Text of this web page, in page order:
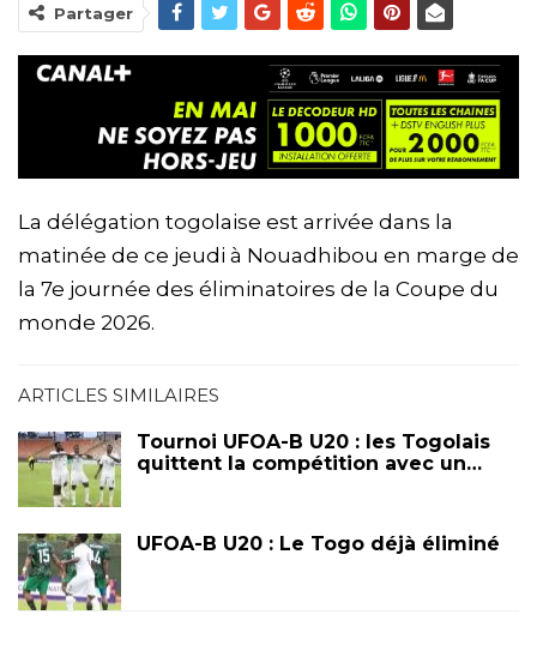
Partager
La délégation togolaise est arrivée dans la
matinée de ce jeudi à Nouadhibou en marge de
la 7e journée des éliminatoires de la Coupe du
monde 2026.
ARTICLES SIMILAIRES
Tournoi UFOA-B U20 : les Togolais
quittent la compétition avec un…
UFOA-B U20 : Le Togo déjà éliminé